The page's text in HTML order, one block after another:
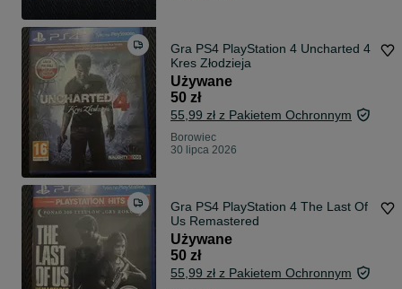
Gra PS4 PlayStation 4 Uncharted 4
Kres Złodzieja
Używane
50 zł
55,99 zł z Pakietem Ochronnym
Borowiec
30 lipca 2026
Gra PS4 PlayStation 4 The Last Of
Us Remastered
Używane
50 zł
55,99 zł z Pakietem Ochronnym